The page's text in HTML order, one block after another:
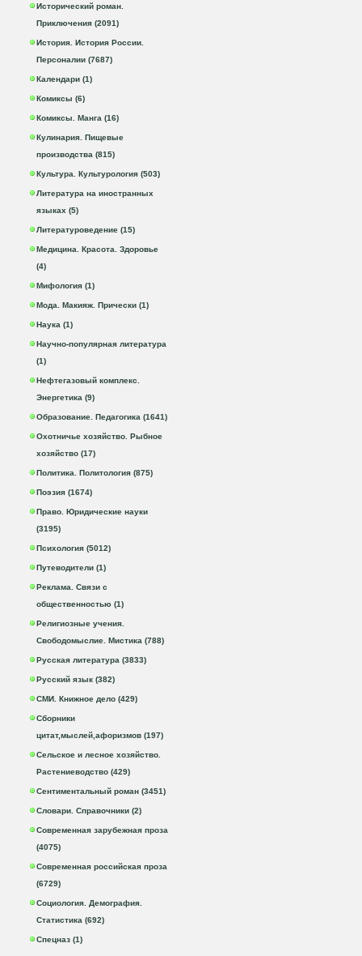
Исторический роман.
Приключения (2091)
История. История России.
Персоналии (7687)
Календари (1)
Комиксы (6)
Комиксы. Манга (16)
Кулинария. Пищевые
производства (815)
Культура. Культурология (503)
Литература на иностранных
языках (5)
Литературоведение (15)
Медицина. Красота. Здоровье
(4)
Мифология (1)
Мода. Макияж. Прически (1)
Наука (1)
Научно-популярная литература
(1)
Нефтегазовый комплекс.
Энергетика (9)
Образование. Педагогика (1641)
Охотничье хозяйство. Рыбное
хозяйство (17)
Политика. Политология (875)
Поэзия (1674)
Право. Юридические науки
(3195)
Психология (5012)
Путеводители (1)
Реклама. Связи с
общественностью (1)
Религиозные учения.
Свободомыслие. Мистика (788)
Русская литература (3833)
Русский язык (382)
СМИ. Книжное дело (429)
Сборники
цитат,мыслей,афоризмов (197)
Сельское и лесное хозяйство.
Растениеводство (429)
Сентиментальный роман (3451)
Словари. Справочники (2)
Современная зарубежная проза
(4075)
Современная российская проза
(6729)
Социология. Демография.
Статистика (692)
Спецназ (1)